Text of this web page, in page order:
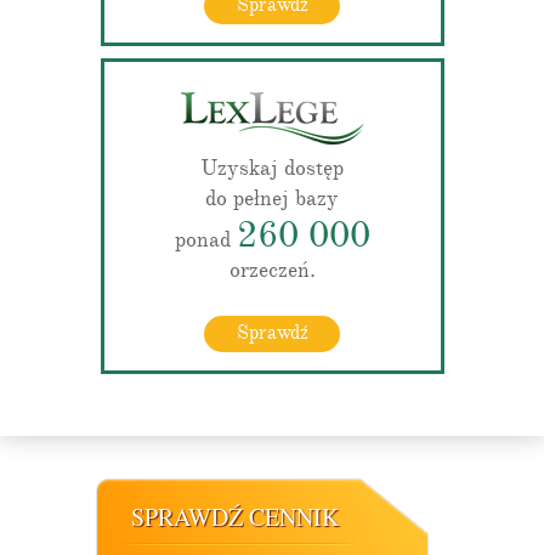
Sprawdź
Uzyskaj dostęp
do pełnej bazy
ponad 260 000
orzeczeń.
Sprawdź
SPRAWDŹ CENNIK